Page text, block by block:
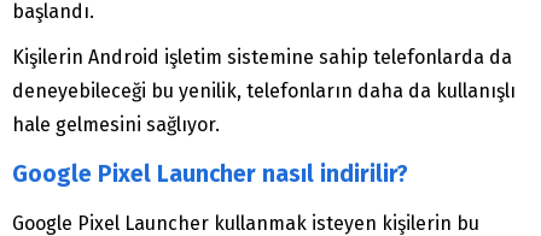
başlandı.
Kişilerin Android işletim sistemine sahip telefonlarda da
deneyebileceği bu yenilik, telefonların daha da kullanışlı
hale gelmesini sağlıyor.
Google Pixel Launcher nasıl indirilir?
Google Pixel Launcher kullanmak isteyen kişilerin bu